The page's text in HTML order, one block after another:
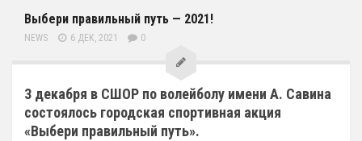
Выбери правильный путь — 2021!
NEWS 6 ДЕК, 2021 0
3 декабря в СШОР по волейболу имени А. Савина
состоялось городская спортивная акция
«Выбери правильный путь».